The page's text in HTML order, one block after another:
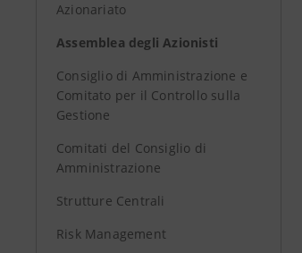
Azionariato
Assemblea degli Azionisti
Consiglio di Amministrazione e
Comitato per il Controllo sulla
Gestione
Comitati del Consiglio di
Amministrazione
Strutture Centrali
Risk Management